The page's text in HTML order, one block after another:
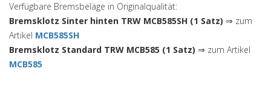
Verfügbare Bremsbeläge in Originalqualität:
Bremsklotz Sinter hinten TRW MCB585SH (1 Satz) ⇒ zum
Artikel MCB585SH
Bremsklotz Standard TRW MCB585 (1 Satz) ⇒ zum Artikel
MCB585